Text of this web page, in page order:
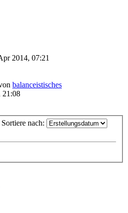
2014, 07:21
balanceistisches
21:08
Sortiere nach: